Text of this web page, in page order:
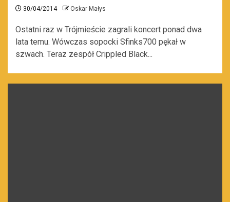
30/04/2014 Oskar Małys
Ostatni raz w Trójmieście zagrali koncert ponad dwa
lata temu. Wówczas sopocki Sfinks700 pękał w
szwach. Teraz zespół Crippled Black...